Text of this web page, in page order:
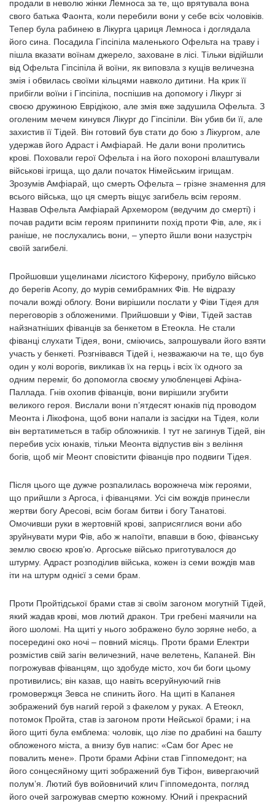
продали в неволю жінки Лемноса за те, що врятувала вона
свого батька Фаонта, коли перебили вони у себе всіх чоловіків.
Тепер була рабинею в Лікурга цариця Лемноса і доглядала
його сина. Посадила Гіпсіпіла маленького Офельта на траву і
пішла вказати воїнам джерело, заховане в лісі. Тільки відійшли
від Офельта Гіпсіпіла й воїни, як виповзла з кущів величезна
змія і обвилась своїми кільцями навколо дитини. На крик її
прибігли воїни і Гіпсіпіла, поспішив на допомогу і Лікург зі
своєю дружиною Еврідікою, але змія вже задушила Офельта. З
оголеним мечем кинувся Лікург до Гіпсіпіли. Він убив би її, але
захистив її Тідей. Він готовий був стати до бою з Лікургом, але
удержав його Адраст і Амфіарай. Не дали вони пролитись
крові. Поховали герої Офельта і на його похороні влаштували
військові ігрища, що дали початок Німейським ігрищам.
Зрозумів Амфіарай, що смерть Офельта – грізне знамення для
всього війська, що ця смерть віщує загибель всім героям.
Назвав Офельта Амфіарай Архемором (ведучим до смерті) і
почав радити всім героям припинити похід проти Фів, але, як і
раніше, не послухались вони, – уперто йшли вони назустріч
своїй загибелі.
Пройшовши ущелинами лісистого Кіферону, прибуло військо
до берегів Асопу, до мурів семибрамних Фів. Не відразу
почали вожді облогу. Вони вирішили послати у Фіви Тідея для
переговорів з обложеними. Прийшовши у Фіви, Тідей застав
найзнатніших фіванців за бенкетом в Етеокла. Не стали
фіванці слухати Тідея, вони, сміючись, запрошували його взяти
участь у бенкеті. Розгнівався Тідей і, незважаючи на те, що був
один у колі ворогів, викликав їх на герць і всіх їх одного за
одним переміг, бо допомогла своєму улюбленцеві Афіна-
Паллада. Гнів охопив фіванців, вони вирішили згубити
великого героя. Вислали вони п’ятдесят юнаків під проводом
Меонта і Лікофона, щоб вони напали із засідки на Тідея, коли
він вертатиметься в табір обложників. І тут не загинув Тідей, він
перебив усіх юнаків, тільки Меонта відпустив він з веління
богів, щоб міг Меонт сповістити фіванців про подвиги Тідея.
Після цього ще дужче розпалилась ворожнеча між героями,
що прийшли з Аргоса, і фіванцями. Усі сім вождів принесли
жертви богу Аресові, всім богам битви і богу Танатові.
Омочивши руки в жертовній крові, заприсяглися вони або
зруйнувати мури Фів, або ж напоїти, впавши в бою, фіванську
землю своєю кров’ю. Аргоське військо приготувалося до
штурму. Адраст розподілив війська, кожен із семи вождів мав
іти на штурм однієї з семи брам.
Проти Пройтідської брами став зі своїм загоном могутній Тідей,
який жадав крові, мов лютий дракон. Три гребені маячили на
його шоломі. На щиті у нього зображено було зоряне небо, а
посередині око ночі – повний місяць. Проти брами Електри
розмістив свій загін величезний, наче велетень, Капаней. Він
погрожував фіванцям, що здобуде місто, хоч би боги цьому
противились; він казав, що навіть всеруйнуючий гнів
громовержця Зевса не спинить його. На щиті в Капанея
зображений був нагий герой з факелом у руках. А Етеокл,
потомок Пройта, став із загоном проти Нейської брами; і на
його щиті була емблема: чоловік, що лізе по драбині на башту
обложеного міста, а внизу був напис: «Сам бог Арес не
повалить мене». Проти брами Афіни став Гіппомедонт; на
його сонцесяйному щиті зображений був Тіфон, вивергаючий
полум’я. Лютий був войовничий клич Гіппомедонта, погляд
його очей загрожував смертю кожному. Юний і прекрасний